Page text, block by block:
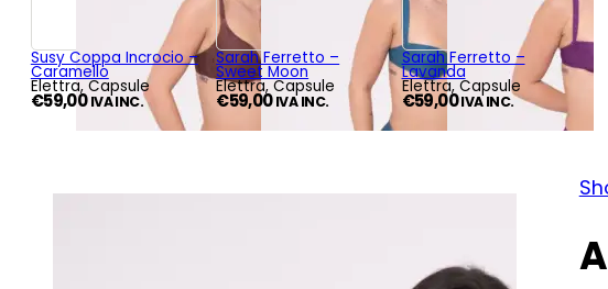
Susy Coppa Incrocio –
Caramello
Elettra, Capsule
€59,00 IVA INC.
Sarah Ferretto –
Sweet Moon
Elettra, Capsule
€59,00IVA INC.
Sarah Ferretto –
Lavanda
Elettra, Capsule
€59,00IVA INC.